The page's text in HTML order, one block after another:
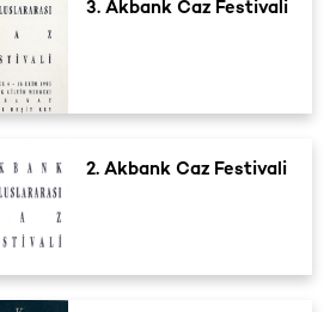
3. Akbank Caz Festivali
2. Akbank Caz Festivali